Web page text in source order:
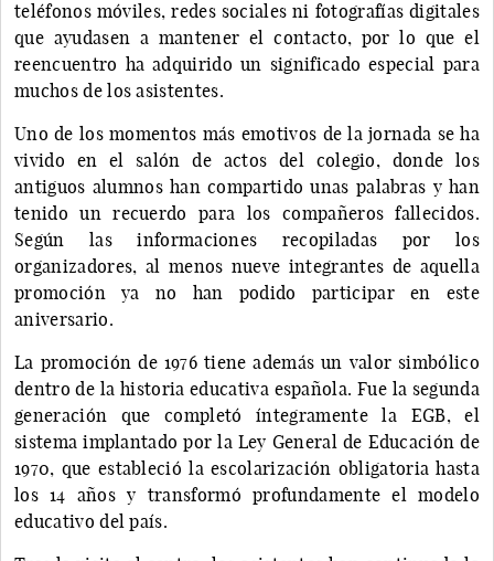
teléfonos móviles, redes sociales ni fotografías digitales
que ayudasen a mantener el contacto, por lo que el
reencuentro ha adquirido un significado especial para
muchos de los asistentes.
Uno de los momentos más emotivos de la jornada se ha
vivido en el salón de actos del colegio, donde los
antiguos alumnos han compartido unas palabras y han
tenido un recuerdo para los compañeros fallecidos.
Según las informaciones recopiladas por los
organizadores, al menos nueve integrantes de aquella
promoción ya no han podido participar en este
aniversario.
La promoción de 1976 tiene además un valor simbólico
dentro de la historia educativa española. Fue la segunda
generación que completó íntegramente la EGB, el
sistema implantado por la Ley General de Educación de
1970, que estableció la escolarización obligatoria hasta
los 14 años y transformó profundamente el modelo
educativo del país.